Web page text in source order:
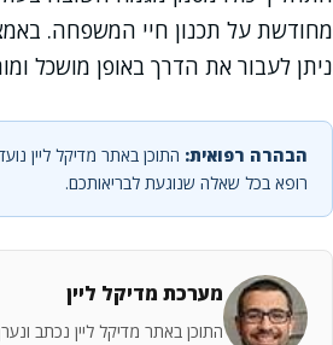
מחודשת על תכנון חיי המשפחה.
ניתן לעבור את הדרך באופן מושכל
הבהרה רפואית: התוכן באתר מדיקל ליין
רופא בכל שאלה שנוגעת לבריאותכם.
מערכת מדיקל ליין
התוכן באתר מדיקל ליין נכתב